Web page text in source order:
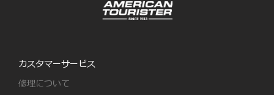
カスタマーサービス
修理について